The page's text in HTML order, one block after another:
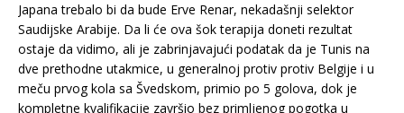
Japana trebalo bi da bude Erve Renar, nekadašnji selektor
Saudijske Arabije. Da li će ova šok terapija doneti rezultat
ostaje da vidimo, ali je zabrinjavajući podatak da je Tunis na
dve prethodne utakmice, u generalnoj protiv protiv Belgije i u
meču prvog kola sa Švedskom, primio po 5 golova, dok je
kompletne kvalifikacije završio bez primljenog pogotka u